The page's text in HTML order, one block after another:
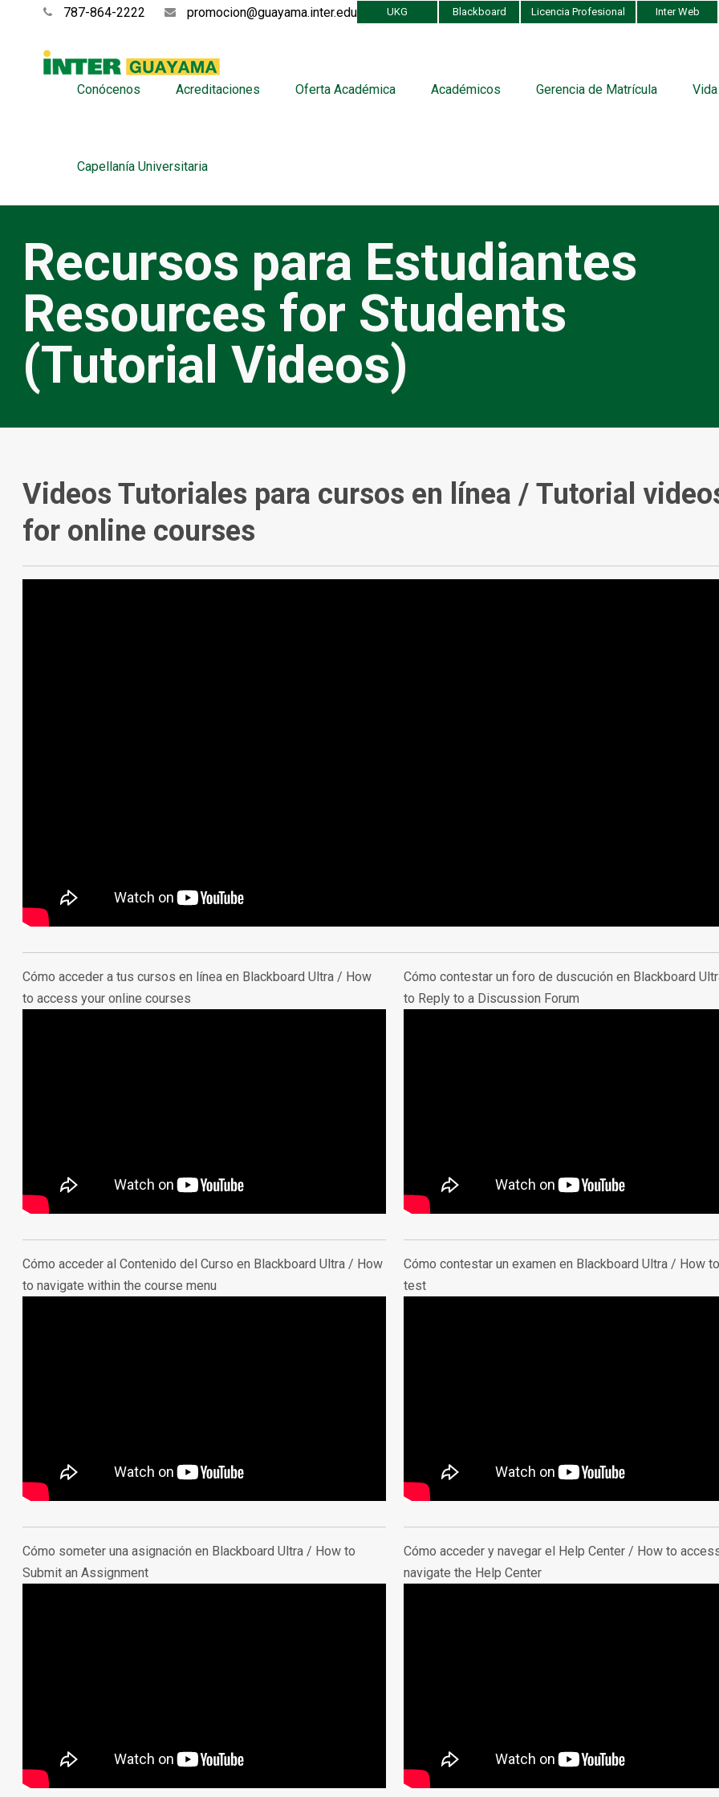
UKG Blackboard Licencia Profesional Inter Web
787-864-2222 promocion@guayama.inter.edu
Conócenos Acreditaciones Oferta Académica Académicos Gerencia de Matrícula
Capellanía Universitaria
Recursos para Estudiantes
Resources for Students
(Tutorial Videos)
Videos Tutoriales para cursos en línea / Tutorial
for online courses
Cómo acceder a tus cursos en línea en Blackboard Ultra / How
to access your online courses
Cómo acceder al Contenido del Curso en Blackboard Ultra / How
to navigate within the course menu
Cómo someter una asignación en Blackboard Ultra / How to
Submit an Assignment
Cómo contestar un foro de duscución en Blackboard
to Reply to a Discussion Forum
Cómo contestar un examen en Blackboard Ultra / How
test
Cómo acceder y navegar el Help Center / How to
navigate the Help Center